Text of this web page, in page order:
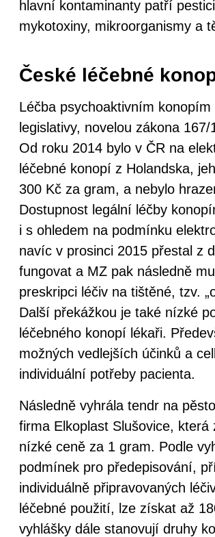
hlavní kontaminanty patří
mykotoxiny, mikroorganismy a
České léčebné
Léčba psychoaktivním
legislativy, novelou zákona
Od roku 2014 bylo v ČR na
léčebné konopí z Holandska,
300 Kč za gram, a nebylo
Dostupnost legální léčby
i s ohledem na podmínku
navíc v prosinci 2015 přestal z
fungovat a MZ pak následně
preskripci léčiv na tištěné, tzv.
Další překážkou je také nízké
léčebného konopí lékaři.
možných vedlejších účinků a
individuální potřeby pacienta.
Následně vyhrála tendr na
firma Elkoplast Slušovice,
nízké ceně za 1 gram. Podle
podmínek pro předepisování,
individuálně připravovaných
léčebné použití, lze získat až
vyhlášky dále stanovují druhy